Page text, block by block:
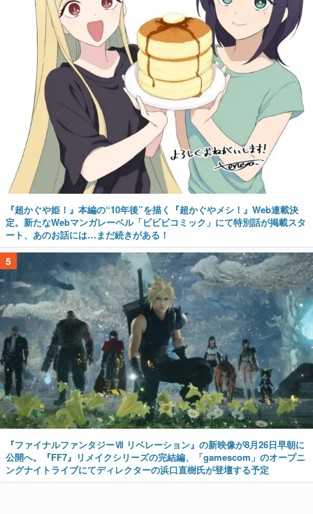
『超かぐや姫！』本編の“10年後”を描く『超かぐやメシ！』Web連載決
定。新たなWebマンガレーベル「ビビビコミック」にて特別話が掲載スタ
ート、あのお話には…まだ続きがある！
5
『ファイナルファンタジーⅦ リベレーション』の新映像が8月26日早朝に
公開へ。『FF7』リメイクシリーズの完結編、「gamescom」のオープニ
ングナイトライブにてディレクターの浜口直樹氏が登壇する予定